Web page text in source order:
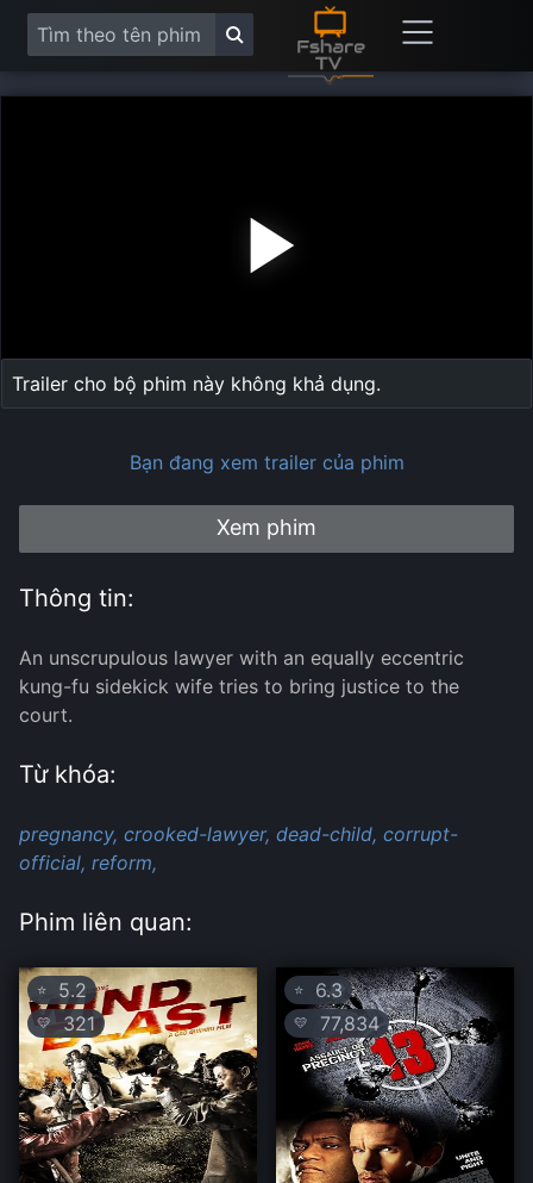
Trailer cho bộ phim này không khả dụng.
Bạn đang xem trailer của phim
Xem phim
Thông tin:
An unscrupulous lawyer with an equally eccentric
kung-fu sidekick wife tries to bring justice to the
court.
Từ khóa:
pregnancy, crooked-lawyer, dead-child, corrupt-
official, reform,
Phim liên quan:
⭐ 5.2
💛321
⭐ 6.3
💛 77,834